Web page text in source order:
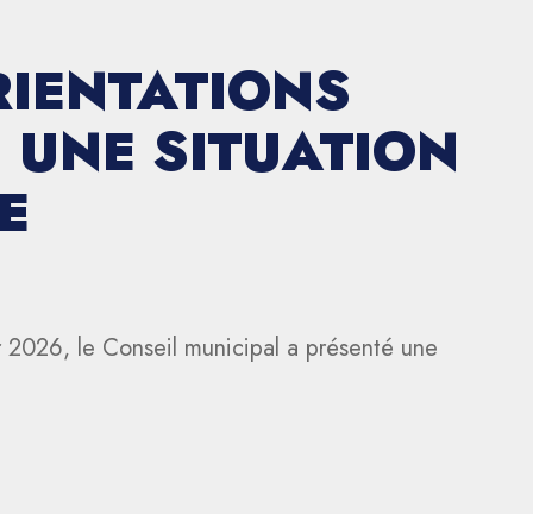
SITUATION
le Conseil municipal a présenté une